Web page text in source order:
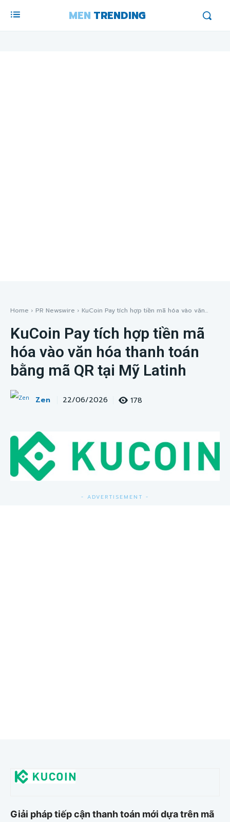
MEN TRENDING
Home PR Newswire KuCoin Pay tích hợp tiền mã hóa vào văn...
KuCoin Pay tích hợp tiền mã
hóa vào văn hóa thanh toán
bằng mã QR tại Mỹ Latinh
Zen 22/06/2026 178
- ADVERTISEMENT -
Giải pháp tiếp cận thanh toán mới dựa trên mã